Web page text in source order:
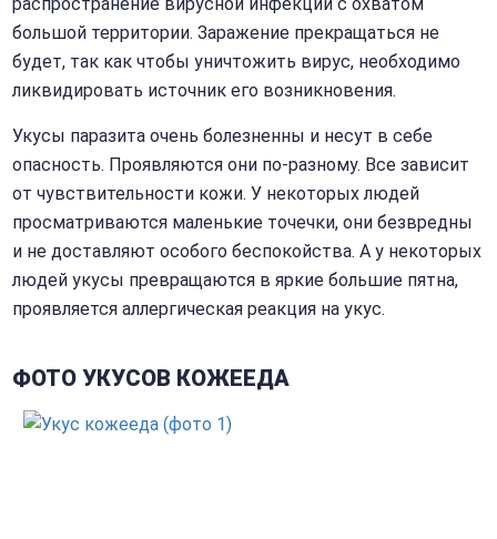
большой территории. Заражение прекращаться не
будет, так как чтобы уничтожить вирус, необходимо
ликвидировать источник его возникновения.
Укусы паразита очень болезненны и несут в себе
опасность. Проявляются они по-разному. Все зависит
от чувствительности кожи. У некоторых людей
просматриваются маленькие точечки, они безвредны
и не доставляют особого беспокойства. А у некоторых
людей укусы превращаются в яркие большие пятна,
проявляется аллергическая реакция на укус.
ФОТО УКУСОВ КОЖЕЕДА